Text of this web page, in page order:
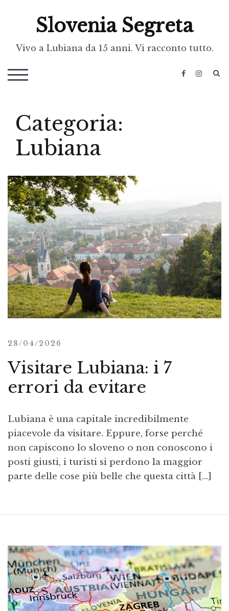
Slovenia Segreta
Vivo a Lubiana da 15 anni. Vi racconto tutto.
TOGGLE MOBILE MENU
Categoria:
Lubiana
28/04/2026
Visitare Lubiana: i 7
errori da evitare
Lubiana è una capitale incredibilmente
piacevole da visitare. Eppure, forse perché
non capiscono lo sloveno o non conoscono i
posti giusti, i turisti si perdono la maggior
parte delle cose più belle che questa città […]